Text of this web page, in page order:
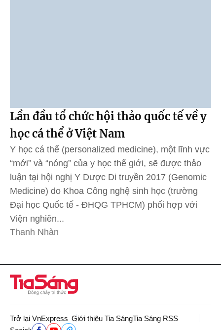
Lần đầu tổ chức hội thảo quốc tế về y
học cá thể ở Việt Nam
Y học cá thể (personalized medicine), một lĩnh vực
“mới” và “nóng” của y học thế giới, sẽ được thảo
luận tại hội nghị Y Dược Di truyền 2017 (Genomic
Medicine) do Khoa Công nghệ sinh học (trường
Đại học Quốc tế - ĐHQG TPHCM) phối hợp với
Viện nghiên...
Thanh Nhàn
Trở lại VnExpress Giới thiệu Tia SángTia Sáng RSS